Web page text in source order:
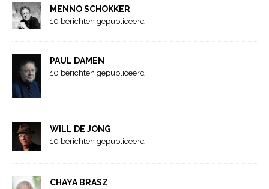
MENNO SCHOKKER
10 berichten gepubliceerd
PAUL DAMEN
10 berichten gepubliceerd
WILL DE JONG
10 berichten gepubliceerd
CHAYA BRASZ